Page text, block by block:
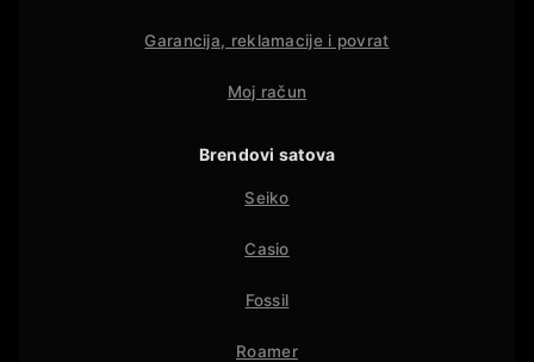
Garancija, reklamacije i povrat
Moj račun
Brendovi satova
Seiko
Casio
Fossil
Roamer